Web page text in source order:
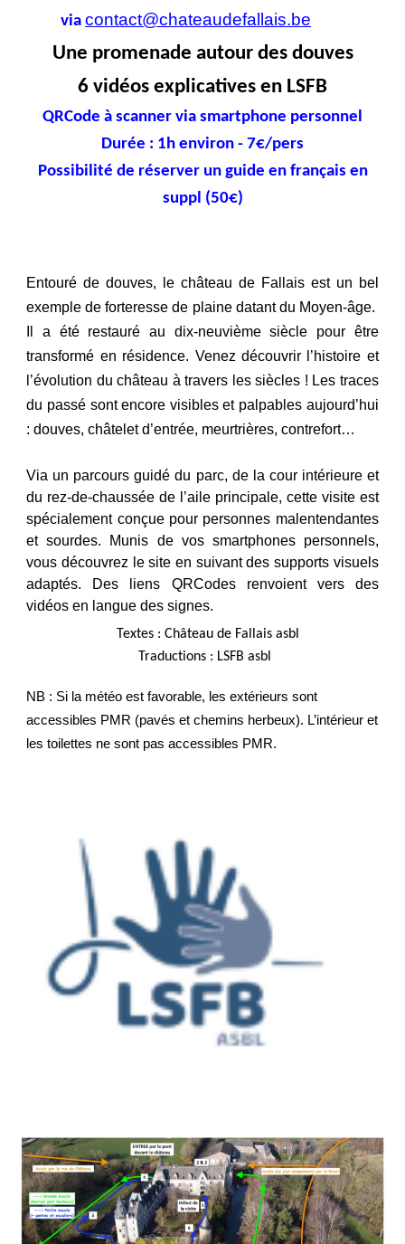
via contact@chateaudefallais.be
Une promenade autour des douves
6 vidéos explicatives en LSFB
QRCode à scanner via smartphone personnel
Durée : 1h environ - 7€/pers
Possibilité de réserver un guide en français en
suppl (50€)
Entouré de douves, le château de Fallais est un bel
exemple de forteresse de plaine datant du Moyen-âge.
Il a été restauré au dix-neuvième siècle pour être
transformé en résidence. Venez découvrir l’histoire et
l’évolution du château à travers les siècles ! Les traces
du passé sont encore visibles et palpables aujourd’hui
: douves, châtelet d’entrée, meurtrières, contrefort…
Via un parcours guidé du parc, de la cour intérieure et
du rez-de-chaussée de l’aile principale, cette visite est
spécialement conçue pour personnes malentendantes
et sourdes. Munis de vos smartphones personnels,
vous découvrez le site en suivant des supports visuels
adaptés. Des liens QRCodes renvoient vers des
vidéos en langue des signes.
Textes : Château de Fallais asbl
Traductions : LSFB asbl
NB : Si la météo est favorable, les extérieurs sont
accessibles PMR (pavés et chemins herbeux). L’intérieur et
les toilettes ne sont pas accessibles PMR.